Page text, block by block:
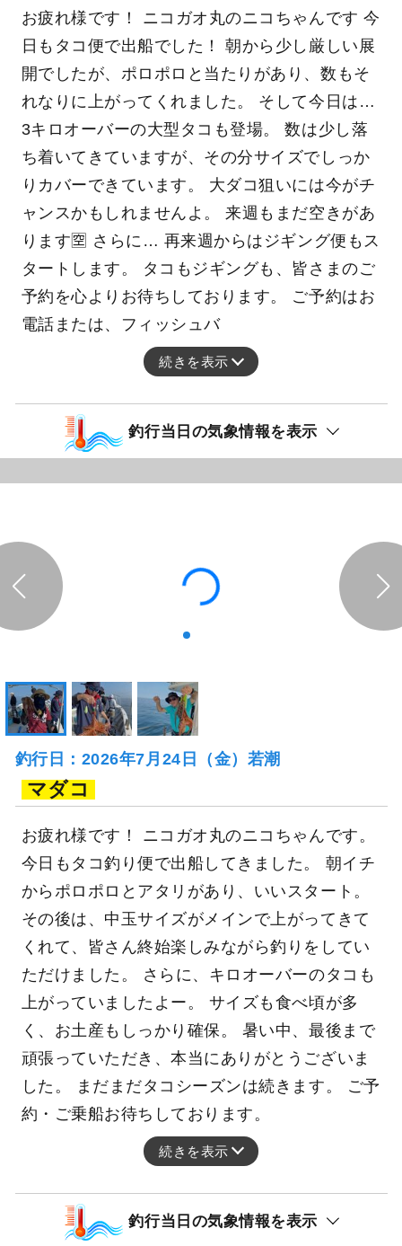
お疲れ様です！ ニコガオ丸のニコちゃんです 今
日もタコ便で出船でした！ 朝から少し厳しい展
開でしたが、ポロポロと当たりがあり、数もそ
れなりに上がってくれました。 そして今日は…
3キロオーバーの大型タコも登場。 数は少し落
ち着いてきていますが、その分サイズでしっか
りカバーできています。 大ダコ狙いには今がチ
ャンスかもしれませんよ。 来週もまだ空きがあ
ります🈳 さらに… 再来週からはジギング便もス
タートします。 タコもジギングも、皆さまのご
予約を心よりお待ちしております。 ご予約はお
電話または、フィッシュバ
続きを表示
釣行当日の気象情報を表示
釣行日：2026年7月24日（金）若潮
マダコ
お疲れ様です！ ニコガオ丸のニコちゃんです。
今日もタコ釣り便で出船してきました。 朝イチ
からポロポロとアタリがあり、いいスタート。
その後は、中玉サイズがメインで上がってきて
くれて、皆さん終始楽しみながら釣りをしてい
ただけました。 さらに、キロオーバーのタコも
上がっていましたよー。 サイズも食べ頃が多
く、お土産もしっかり確保。 暑い中、最後まで
頑張っていただき、本当にありがとうございま
した。 まだまだタコシーズンは続きます。 ご予
約・ご乗船お待ちしております。
続きを表示
釣行当日の気象情報を表示